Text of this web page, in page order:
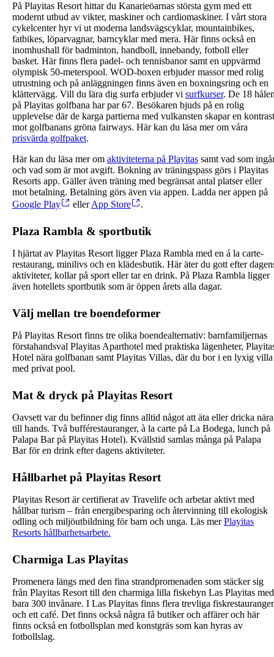
På Playitas Resort hittar du Kanarieöarnas största gym med ett
modernt utbud av vikter, maskiner och cardiomaskiner. I vårt stora
cykelcenter hyr vi ut moderna landsvägscyklar, mountainbikes,
fatbikes, löparvagnar, barncyklar med mera. Här finns också en
inomhushall för badminton, handboll, innebandy, fotboll eller
basket. Här finns flera padel- och tennisbanor samt en uppvärmd
olympisk 50-meterspool. WOD-boxen erbjuder massor med rolig
utrustning och på anläggningen finns även en boxningsring och en
klättervägg. Vill du lära dig surfa erbjuder vi surfkurser. De 18
på Playitas golfbana har par 67. Besökaren bjuds på en rolig
upplevelse där de karga partierna med vulkansten skapar en kontrast
mot golfbanans gröna fairways. Här kan du läsa mer om våra
prisvärda golfpaket.
Här kan du läsa mer om aktiviteterna på Playitas samt vad som
och vad som är mot avgift. Bokning av träningspass görs i Playitas
Resorts app. Gäller även träning med begränsat antal platser eller
mot betalning. Betalning görs även via appen. Ladda ner appen på
Google Play
ellerApp Store .
Plaza Rambla & sportbutik
I hjärtat av Playitas Resort ligger Plaza Rambla med en á la carte-
restaurang, minilivs och en klädesbutik. Här äter du gott efter
aktiviteter, kollar på sport eller tar en drink. På Plaza Rambla ligger
även hotellets sportbutik som är öppen årets alla dagar.
Välj mellan tre boendeformer
På Playitas Resort finns tre olika boendealternativ: barnfamiljernas
förstahandsval Playitas Aparthotel med praktiska lägenheter,
Hotel nära golfbanan samt Playitas Villas, där du bor i en lyxig villa
med privat pool.
Mat & dryck på Playitas Resort
Oavsett var du befinner dig finns alltid något att äta eller dricka nära
till hands. Två bufférestauranger, à la carte på La Bodega, lunch på
Palapa Bar på Playitas Hotel). Kvällstid samlas många på Palapa
Bar för en drink efter dagens aktiviteter.
Hållbarhet på Playitas Resort
Playitas Resort är certifierat av Travelife och arbetar aktivt med
hållbar turism – från energibesparing och återvinning till ekologisk
odling och miljöutbildning för barn och unga. Läs merPlayitas
Resorts hållbarhetsarbete.
Charmiga Las Playitas
Promenera längs med den fina strandpromenaden som stäcker sig
från Playitas Resort till den charmiga lilla fiskebyn Las Playitas med
bara 300 invånare. I Las Playitas finns flera trevliga fiskrestauranger
och ett café. Det finns också några få butiker och affärer och här
finns också en fotbollsplan med konstgräs som kan hyras av
fotbollslag.